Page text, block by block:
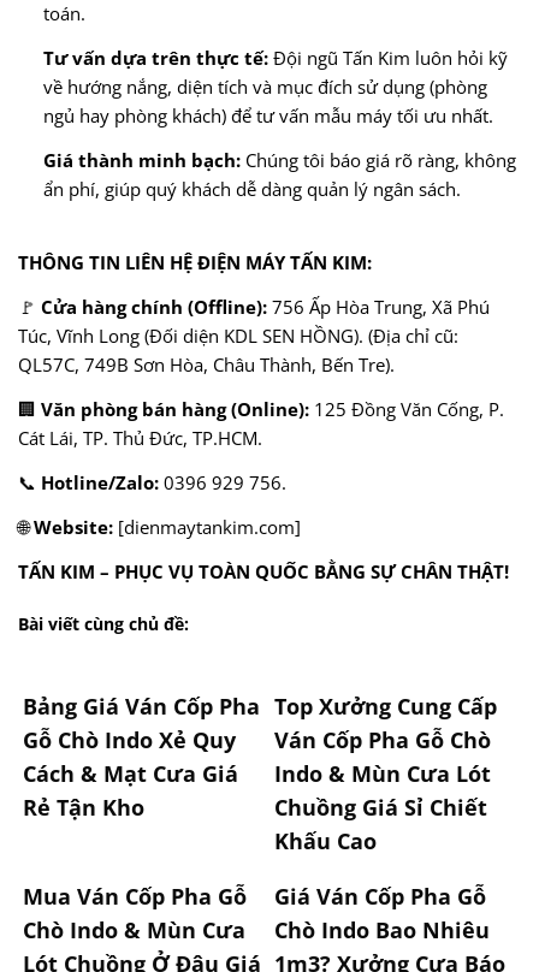
toán.
Tư vấn dựa trên thực tế:Đội ngũ Tấn Kim luôn hỏi kỹ
về hướng nắng, diện tích và mục đích sử dụng (phòng
ngủ hay phòng khách) để tư vấn mẫu máy tối ưu nhất.
Giá thành minh bạch:Chúng tôi báo giá rõ ràng, không
ẩn phí, giúp quý khách dễ dàng quản lý ngân sách.
THÔNG TIN LIÊN HỆ ĐIỆN MÁY TẤN KIM:
🚩 Cửa hàng chính (Offline): 756 Ấp Hòa Trung, Xã Phú
Túc, Vĩnh Long (Đối diện KDL SEN HỒNG). (Địa chỉ cũ:
QL57C, 749B Sơn Hòa, Châu Thành, Bến Tre).
🏢 Văn phòng bán hàng (Online): 125 Đồng Văn Cống, P.
Cát Lái, TP. Thủ Đức, TP.HCM.
📞 Hotline/Zalo: 0396 929 756.
🌐Website: [dienmaytankim.com]
TẤN KIM – PHỤC VỤ TOÀN QUỐC BẰNG SỰ CHÂN THẬT!
Bài viết cùng chủ đề:
Bảng Giá Ván Cốp Pha
Gỗ Chò Indo Xẻ Quy
Cách & Mạt Cưa Giá
Rẻ Tận Kho
Top Xưởng Cung Cấp
Ván Cốp Pha Gỗ Chò
Indo & Mùn Cưa Lót
Chuồng Giá Sỉ Chiết
Khấu Cao
Mua Ván Cốp Pha Gỗ
Chò Indo & Mùn Cưa
Lót Chuồng Ở Đâu Giá
Giá Ván Cốp Pha Gỗ
Chò Indo Bao Nhiêu
1m3? Xưởng Cưa Báo